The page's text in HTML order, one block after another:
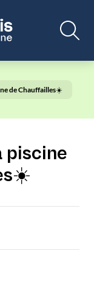
de Chauffailles☀️
piscine